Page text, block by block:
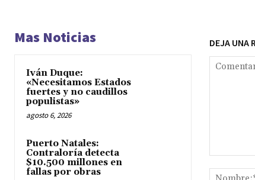
Mas Noticias
Iván Duque:
«Necesitamos Estados
fuertes y no caudillos
populistas»
agosto 6, 2026
Puerto Natales:
Contraloría detecta
$10.500 millones en
fallas por obras
DEJA UNA